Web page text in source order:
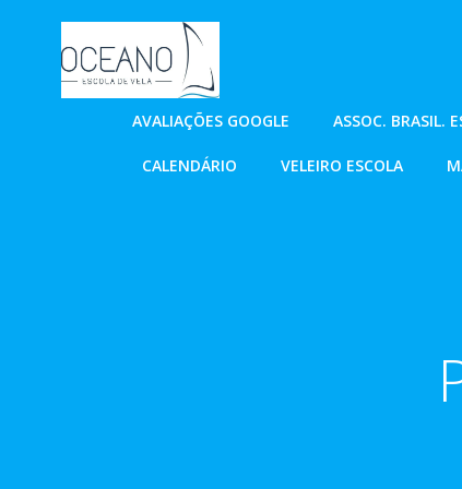
AVALIAÇÕES GOOGLE ASSOC. BRASIL.
CALENDÁRIO VELEIRO ESCOLA